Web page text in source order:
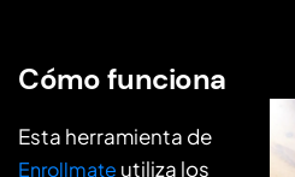
Cómo funciona
Esta herramienta de
Enrollmate utiliza los